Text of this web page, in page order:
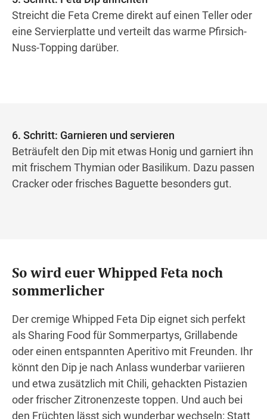
Streicht die Feta Creme direkt auf einen Teller oder
eine Servierplatte und verteilt das warme Pfirsich-
Nuss-Topping darüber.
6. Schritt: Garnieren und servieren
Beträufelt den Dip mit etwas Honig und garniert ihn
mit frischem Thymian oder Basilikum. Dazu passen
Cracker oder frisches Baguette besonders gut.
So wird euer Whipped Feta noch
sommerlicher
Der cremige Whipped Feta Dip eignet sich perfekt
als Sharing Food für Sommerpartys, Grillabende
oder einen entspannten Aperitivo mit Freunden. Ihr
könnt den Dip je nach Anlass wunderbar variieren
und etwa zusätzlich mit Chili, gehackten Pistazien
oder frischer Zitronenzeste toppen. Und auch bei
den Früchten lässt sich wunderbar wechseln: Statt